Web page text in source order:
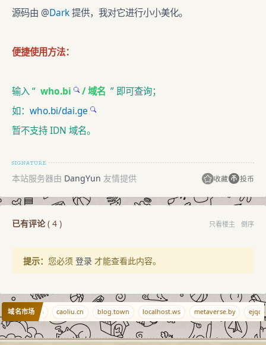
源码由 @Dark提供，我对它进行小小美化。
便捷使用方法：
输入 “ who.bi / 域名 ” 即可查询；
如： who.bi/dai.ge
暂不支持 IDN 域名。
本站服务器由 DangYun 友情提供 收藏 投币
已有评论( 4 ) 只看楼主 倒序
提示： 您必须 登录 才能查看此内容。
域名市场
0ci.com caoliu.cn blog.town localhost.ws metaverse.by